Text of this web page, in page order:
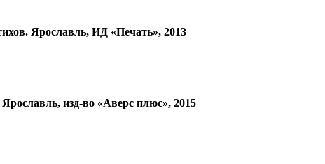
Ярославль, ИД «Печать», 2013
изд-во «Аверс плюс», 2015